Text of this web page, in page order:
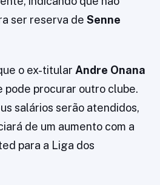
ser reserva de Senne
o ex-titular Andre Onana
pode procurar outro clube.
salários serão atendidos,
de um aumento com a
para a Liga dos